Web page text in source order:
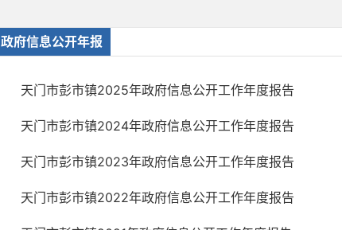
政府信息公开年报
天门市彭市镇2025年政府信息公开工作年度报告
天门市彭市镇2024年政府信息公开工作年度报告
天门市彭市镇2023年政府信息公开工作年度报告
天门市彭市镇2022年政府信息公开工作年度报告